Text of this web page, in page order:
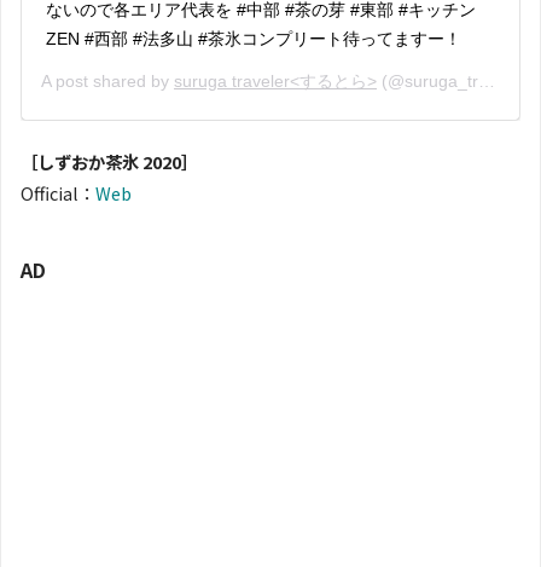
ないので各エリア代表を #中部 #茶の芽 #東部 #キッチン
ZEN #西部 #法多山 #茶氷コンプリート待ってますー！
A post shared by suruga traveler<するとら> (@suruga_traveler) on
［しずおか茶氷 2020］
Official： Web
AD